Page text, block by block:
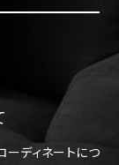
ーディネートにつ